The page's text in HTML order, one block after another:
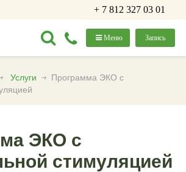
+ 7 812 327 03 01
Запись
Меню
Услуги
Программа ЭКО с
ЭКО с
стимуляцией